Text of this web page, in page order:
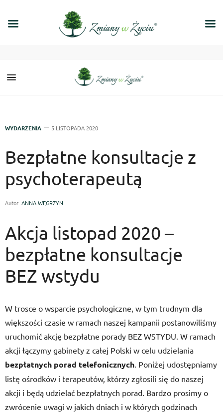
WYDARZENIA 5 LISTOPADA 2020
Bezpłatne konsultacje z
psychoterapeutą
Autor: ANNA WĘGRZYN
Akcja listopad 2020 –
bezpłatne konsultacje
BEZ wstydu
W trosce o wsparcie psychologiczne, w tym trudnym dla
większości czasie w ramach naszej kampanii postanowiliśmy
uruchomić akcję bezpłatne porady BEZ WSTYDU. W ramach
akcji łączymy gabinety z całej Polski w celu udzielania
bezpłatnych porad telefonicznych. Poniżej udostępniamy
listę ośrodków i terapeutów, którzy zgłosili się do naszej
akcji i będą udzielać bezpłatnych porad. Bardzo prosimy o
zwrócenie uwagi w jakich dniach i w których godzinach